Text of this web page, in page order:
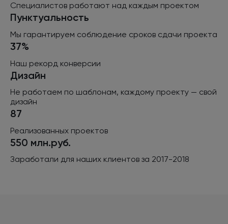
Специалистов работают над каждым проектом
Пунктуальность
Мы гарантируем соблюдение сроков сдачи проекта
37%
Наш рекорд конверсии
Дизайн
Не работаем по шаблонам, каждому проекту — свой
дизайн
87
Реализованных проектов
550 млн.руб.
Заработали для наших клиентов за 2017-2018